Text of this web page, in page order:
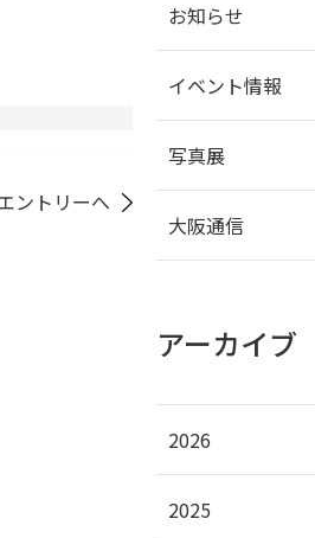
ントリーへ
お知らせ
イベント情報
写真展
大阪通信
アーカイブ
2026
2025